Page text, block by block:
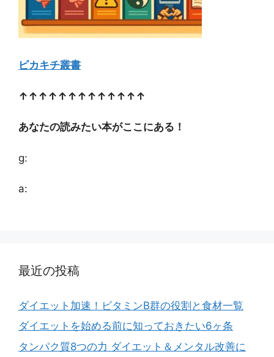
ピカキチ叢書
↑↑↑↑↑↑↑↑↑↑↑↑↑
あなたの読みたい本がここにある！
g:
a:
最近の投稿
ダイエット加速！ビタミンB群の役割と食材一覧
ダイエットを始める前に知っておきたい6ヶ条
タンパク質8つの力 ダイエット＆メンタル改善に